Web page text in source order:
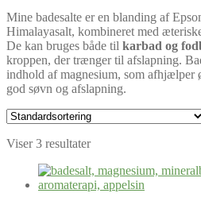
Mine badesalte er en blanding af
Himalayasalt, kombineret med
De kan bruges både til karbad og
kroppen, der trænger til afslapning.
indhold af magnesium, som afhjælper
god søvn og afslapning.
Viser 3 resultater